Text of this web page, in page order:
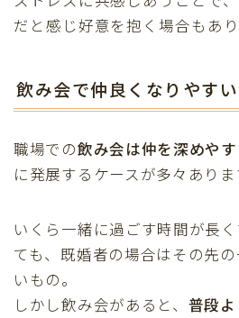
だと感じ好意を抱く場合もあり
飲み会で仲良くなりやすい
職場での飲み会は仲を深めやす
に発展するケースが多々ありま
いくら一緒に過ごす時間が長
ても、既婚者の場合はその先
いもの。
しかし飲み会があると、 普段